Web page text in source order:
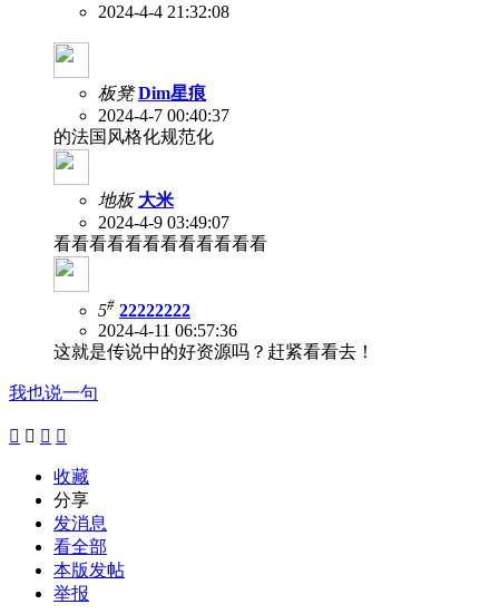
2024-4-4 21:32:08
板凳 Dim星痕
2024-4-7 00:40:37
的法国风格化规范化
地板 大米
2024-4-9 03:49:07
看看看看看看看看看看看看
5# 22222222
2024-4-11 06:57:36
这就是传说中的好资源吗？赶紧看看去！
我也说一句
   
收藏
分享
发消息
看全部
本版发帖
举报